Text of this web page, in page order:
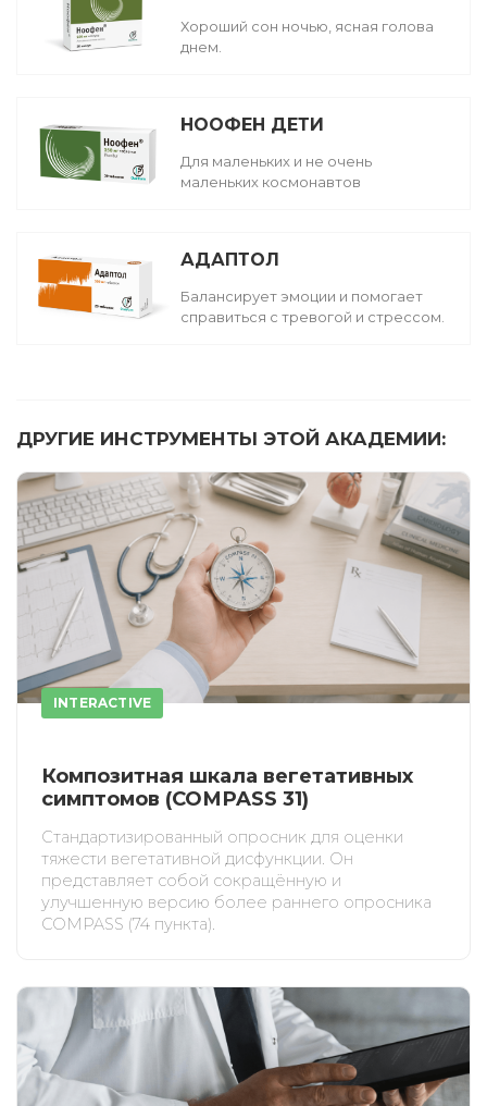
Хороший сон ночью, ясная голова
днем.
НООФЕН ДЕТИ
Для маленьких и не очень
маленьких космонавтов
АДАПТОЛ
Балансирует эмоции и помогает
справиться с тревогой и стрессом.
ДРУГИЕ ИНСТРУМЕНТЫ ЭТОЙ АКАДЕМИИ:
INTERACTIVE
Композитная шкала вегетативных
симптомов (COMPASS 31)
Стандартизированный опросник для оценки
тяжести вегетативной дисфункции. Он
представляет собой сокращённую и
улучшенную версию более раннего опросника
COMPASS (74 пункта).